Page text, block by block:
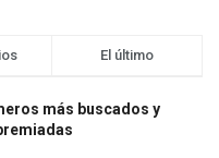
El último
más buscados y